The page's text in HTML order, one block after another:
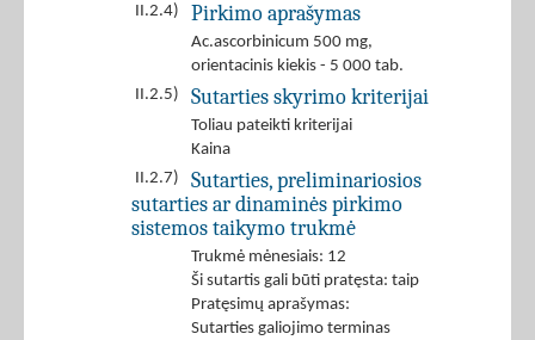
II.2.4)
Pirkimo aprašymas
Ac.ascorbinicum 500 mg,
orientacinis kiekis - 5 000 tab.
II.2.5)
Sutarties skyrimo kriterijai
Toliau pateikti kriterijai
Kaina
II.2.7)
Sutarties, preliminariosios
sutarties ar dinaminės pirkimo
sistemos taikymo trukmė
Trukmė mėnesiais: 12
Ši sutartis gali būti pratęsta: taip
Pratęsimų aprašymas:
Sutarties galiojimo terminas